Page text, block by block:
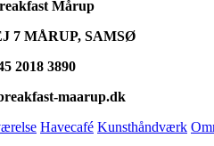
Mårup
7 MÅRUP, SAMSØ
2018 3890
maarup.dk
Havecafé Kunsthåndværk